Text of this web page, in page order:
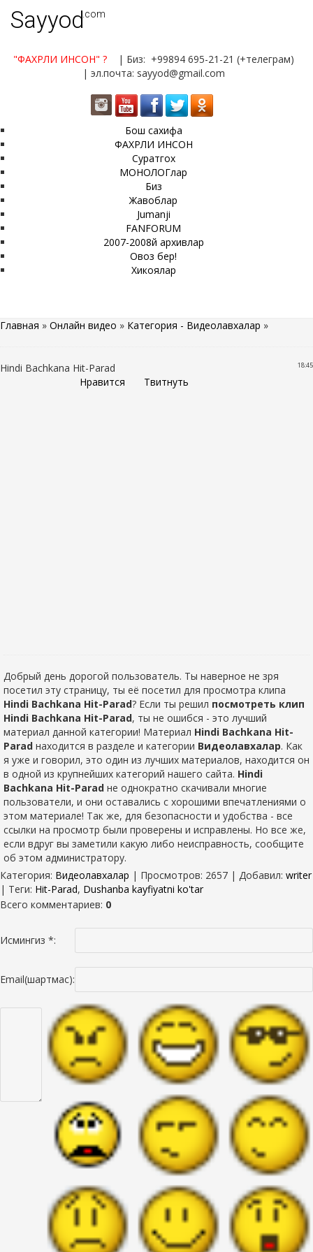
Sayyod.com
"ФАХРЛИ ИНСОН" ?
| Биз: +99894 695-21-21 (+телеграм)
| эл.почта: sayyod@gmail.com
Бош сахифа
ФАХРЛИ ИНСОН
Суратгох
МОНОЛОГлар
Биз
Жавоблар
Jumanji
FANFORUM
2007-2008й архивлар
Овоз бер!
Хикоялар
Главная » Онлайн видео » Категория - Видеолавхалар »
18:45
Hindi Bachkana Hit-Parad
Нравится
Твитнуть
Добрый день дорогой пользователь. Ты наверное не зря
посетил эту страницу, ты её посетил для просмотра клипа
Hindi Bachkana Hit-Parad? Если ты решил посмотреть клип
Hindi Bachkana Hit-Parad, ты не ошибся - это лучший
материал данной категории! Материал Hindi Bachkana Hit-
Parad находится в разделе и категории Видеолавхалар. Как
я уже и говорил, это один из лучших материалов, находится он
в одной из крупнейших категорий нашего сайта. Hindi
Bachkana Hit-Parad не однократно скачивали многие
пользователи, и они оставались с хорошими впечатлениями о
этом материале! Так же, для безопасности и удобства - все
ссылки на просмотр были проверены и исправлены. Но все же,
если вдруг вы заметили какую либо неисправность, сообщите
об этом администратору.
Категория: Видеолавхалар | Просмотров: 2657 | Добавил: writer
| Теги: Hit-Parad, Dushanba kayfiyatni ko'tar
Всего комментариев: 0
Исмингиз *:
Email(шартмас):